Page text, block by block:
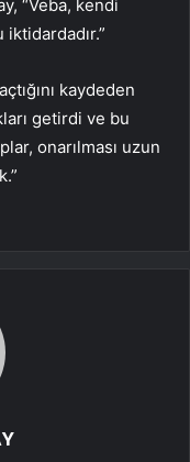
“Veba, kendi
kaydeden
getirdi ve bu
onarılması uzun